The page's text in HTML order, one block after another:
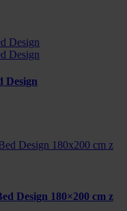
Design
Design 180×200 cm z